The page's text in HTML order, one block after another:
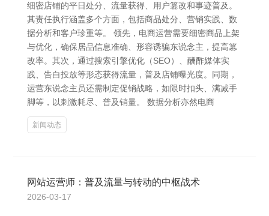
细密店铺的平日处分、流量获得、用户篡改和事迹普及。
其责任执行涵盖多个方面，包括商品处分、营销实践、数
据分析和客户珍重等。 领先，电商运营需要细密商品上架
与优化，确保居品信息准确、形容诱骗东说念主，提高篡
改率。其次，通过搜索引擎优化（SEO）、酬酢媒体实
践、告白投放等形态获得流量，普及店铺曝光度。同期，
运营东说念主员还需制定促销战略，如限时扣头、满减手
脚等，以刺激耗尽、普及销量。 数据分析亦然电商
新闻动态
网站运营师：普及流量与转动的中枢战术
2026-03-17